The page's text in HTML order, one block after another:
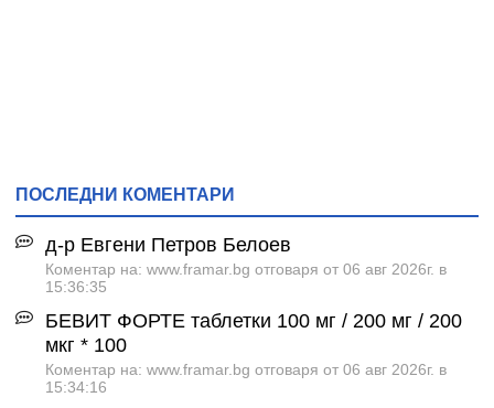
ПОСЛЕДНИ КОМЕНТАРИ
д-р Евгени Петров Белоев
Коментар на: www.framar.bg отговаря от 06 авг 2026г. в
15:36:35
БЕВИТ ФОРТЕ таблетки 100 мг / 200 мг / 200
мкг * 100
Коментар на: www.framar.bg отговаря от 06 авг 2026г. в
15:34:16